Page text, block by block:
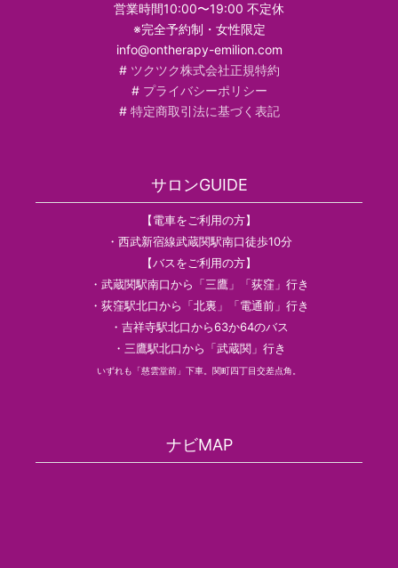
営業時間10:00〜19:00 不定休
※完全予約制・女性限定
info@ontherapy-emilion.com
# ツクツク株式会社正規特約
# プライバシーポリシー
# 特定商取引法に基づく表記
サロンGUIDE
【電車をご利用の方】
・西武新宿線武蔵関駅南口徒歩10分
【バスをご利用の方】
・武蔵関駅南口から「三鷹」「荻窪」行き
・荻窪駅北口から「北裏」「電通前」行き
・吉祥寺駅北口から63か64のバス
・三鷹駅北口から「武蔵関」行き
いずれも「慈雲堂前」下車。関町四丁目交差点角。
ナビMAP